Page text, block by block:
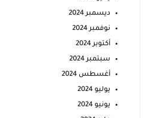
ديسمبر 2024
نوفمبر 2024
أكتوبر 2024
سبتمبر 2024
أغسطس 2024
يوليو 2024
يونيو 2024